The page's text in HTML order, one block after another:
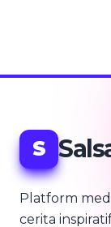
S
Platform
cerita